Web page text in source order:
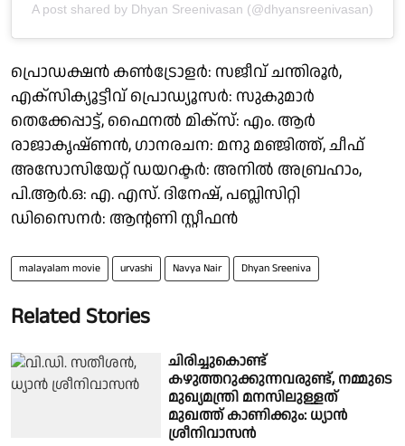
A post shared by Dhyan Sreenivasan (@dhyansreenivasan)
പ്രൊഡക്ഷൻ കൺട്രോളർ: സജീവ് ചന്തിരൂർ,
എക്സിക്യൂട്ടീവ് പ്രൊഡ്യൂസർ: സുകുമാർ
തെക്കേപ്പാട്ട്, ഫൈനൽ മിക്സ്: എം. ആർ
രാജാകൃഷ്ണൻ, ഗാനരചന: മനു മഞ്ജിത്ത്, ചീഫ്
അസോസിയേറ്റ് ഡയറക്ടർ: അനിൽ അബ്രഹാം,
പി.ആർ.ഒ: എ. എസ്. ദിനേഷ്, പബ്ലിസിറ്റി
ഡിസൈനർ: ആന്റണി സ്റ്റീഫൻ
malayalam movie urvashi Navya Nair Dhyan Sreeniva
Related Stories
ചിരിച്ചുകൊണ്ട്
കഴുത്തറുക്കുന്നവരുണ്ട്, നമ്മുടെ
മുഖ്യമന്ത്രി മനസിലുള്ളത്
മുഖത്ത് കാണിക്കും: ധ്യാൻ
ശ്രീനിവാസൻ